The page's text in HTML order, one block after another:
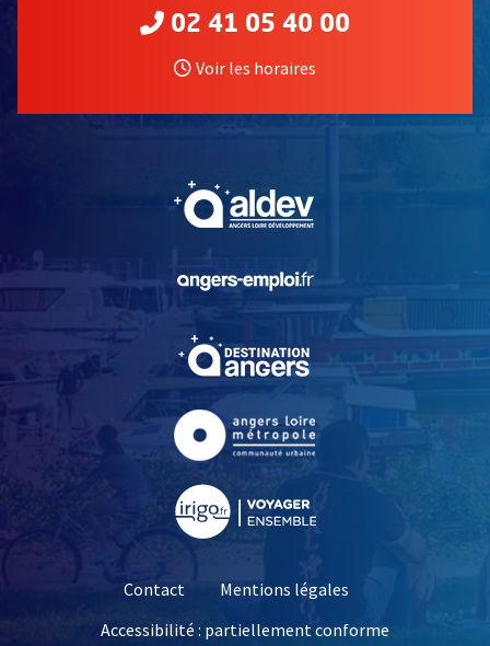
02 41 05 40 00
Voir les horaires
, Ouvre une nouvelle
, Ouvre une nouvelle
Contact
Mentions légales
Accessibilité : partiellement conforme